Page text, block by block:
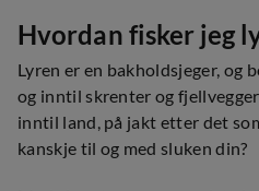
Hvordan fisker jeg
Lyren er en bakholdsjeger, og
og inntil skrenter og
inntil land, på jakt etter det
kanskje til og med sluken din?